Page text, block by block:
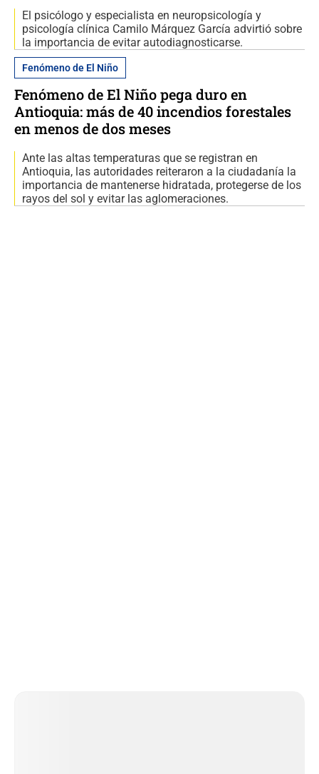
El psicólogo y especialista en neuropsicología y
psicología clínica Camilo Márquez García advirtió sobre
la importancia de evitar autodiagnosticarse.
Fenómeno de El Niño
Fenómeno de El Niño pega duro en
Antioquia: más de 40 incendios forestales
en menos de dos meses
Ante las altas temperaturas que se registran en
Antioquia, las autoridades reiteraron a la ciudadanía la
importancia de mantenerse hidratada, protegerse de los
rayos del sol y evitar las aglomeraciones.